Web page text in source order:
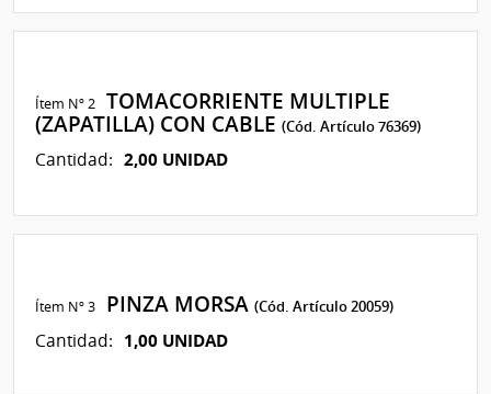
Ítem Nº 2 TOMACORRIENTE MULTIPLE
(ZAPATILLA) CON CABLE(Cód. Artículo 76369)
Cantidad: 2,00 UNIDAD
Ítem Nº 3 PINZA MORSA(Cód. Artículo 20059)
Cantidad: 1,00 UNIDAD